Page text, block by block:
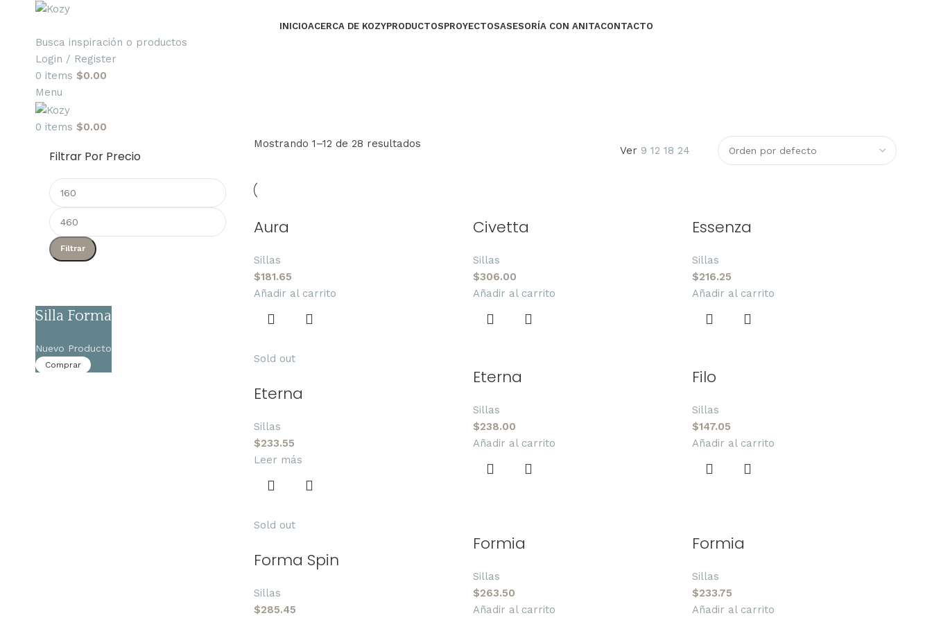
INICIOACERCA DE KOZYPRODUCTOSPROYECTOSASESORÍA CON ANITACONTACTO
Busca inspiración o productos
Login / Register
0 items $0.00
Menu
0 items $0.00
Filtrar Por Precio
Filtrar
Silla Forma
Nuevo Producto
Comprar
Mostrando 1–12 de 28 resultados
Ver 91218 24
Aura
Sillas
$181.65
Añadir al carrito
Civetta
Sillas
$306.00
Añadir al carrito
Essenza
Sillas
$216.25
Añadir al carrito
Sold out
Eterna
Sillas
$233.55
Leer más
Eterna
Sillas
$238.00
Añadir al carrito
Filo
Sillas
$147.05
Añadir al carrito
Sold out
Forma Spin
Sillas
$285.45
Formia
Sillas
$263.50
Añadir al carrito
Formia
Sillas
$233.75
Añadir al carrito